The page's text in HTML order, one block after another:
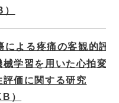
による疼痛の客観的評
学習を用いた心拍変
価に関する研究
）